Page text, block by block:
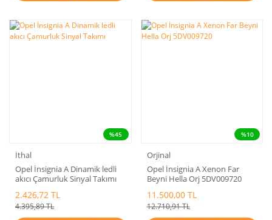
%45
İthal
Opel İnsignia A Dinamik ledli
akıcı Çamurluk Sinyal Takımı
2.426,72 TL
4.395,89 TL
%10
Orjinal
Opel İnsignia A Xenon Far
Beyni Hella Orj 5DV009720
11.500,00 TL
12.710,91 TL